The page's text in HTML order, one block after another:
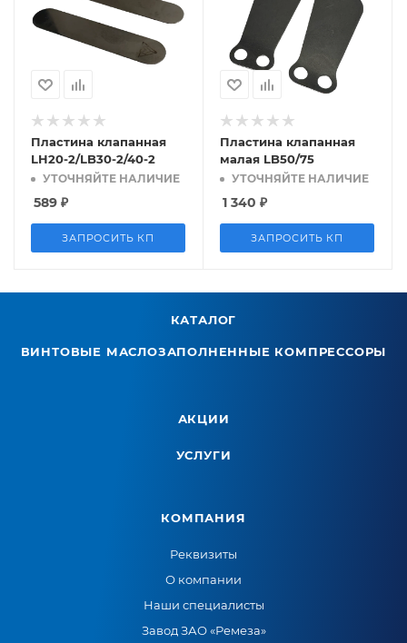
Пластина клапанная
LH20-2/LB30-2/40-2
УТОЧНЯЙТЕ НАЛИЧИЕ
589 ₽
ЗАПРОСИТЬ КП
Пластина клапанная
малая LB50/75
УТОЧНЯЙТЕ НАЛИЧИЕ
1 340 ₽
ЗАПРОСИТЬ КП
КАТАЛОГ
ВИНТОВЫЕ МАСЛОЗАПОЛНЕННЫЕ КОМПРЕССОРЫ
АКЦИИ
УСЛУГИ
КОМПАНИЯ
Реквизиты
О компании
Наши специалисты
Завод ЗАО «Ремеза»